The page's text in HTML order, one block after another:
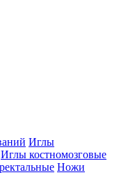
Иглы
Иглы костномозговые
Ножи